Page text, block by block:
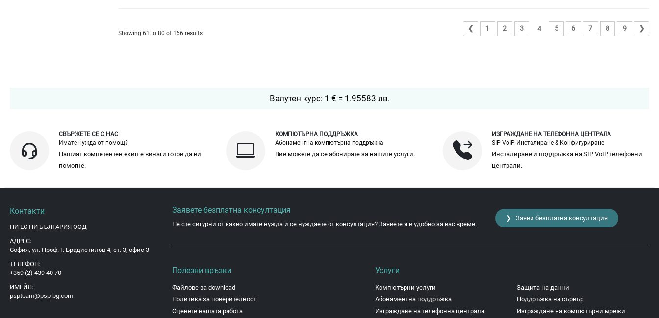
Showing 61 to 80 of 166 results
❮ 1 2 3 4 5 6 7 8 9 ❯
Валутен курс: 1 € = 1.95583 лв.
СВЪРЖЕТЕ СЕ С НАС
Имате нужда от помощ?
Нашият компетентен екип е винаги готов да ви
помогне.
КОМПЮТЪРНА ПОДДРЪЖКА
Абонаментна компютърна поддръжка
Вие можете да се абонирате за нашите услуги.
ИЗГРАЖДАНЕ НА ТЕЛЕФОННА ЦЕНТРАЛА
SIP VoIP Инсталиране & Конфигуриране
Инсталиране и поддръжка на SIP VoIP телефонни
централи.
Контакти
ПИ ЕС ПИ БЪЛГАРИЯ ООД
АДРЕС:
София, ул. Проф. Г. Брадистилов 4, ет. 3, офис 3
ТЕЛЕФОН:
+359 (2) 439 40 70
ИМЕЙЛ:
pspteam@psp-bg.com
Заявете безплатна консултация
Не сте сигурни от какво имате нужда и се нуждаете от консултация? Заявете я в удобно за вас време.
❯ Заяви безплатна консултация
Полезни връзки
Файлове за download
Политика за поверителност
Оценете нашата работа
Услуги
Компютърни услуги
Абонаментна поддръжка
Изграждане на телефонна централа
Защита на данни
Поддръжка на сървър
Изграждане на компютърни мрежи